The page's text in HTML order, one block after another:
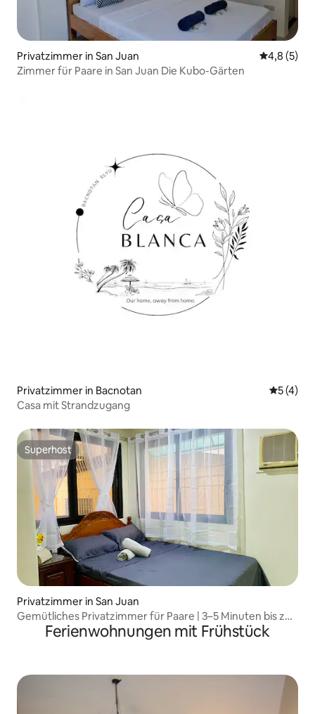
Privatzimmer in San Juan
4,8 (5)
Zimmer für Paare in San Juan Die Kubo-Gärten
Privatzimmer in Bacnotan
5 (4)
Casa mit Strandzugang
Superhost
Superhost
Privatzimmer in San Juan
Gemütliches Privatzimmer für Paare | 3–5 Minuten bis zur
Ferienwohnungen mit Frühstück